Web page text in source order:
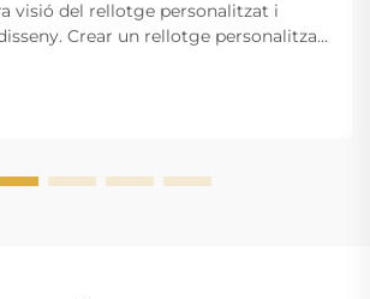
visió del rellotge personalitzat i
Crear un rellotge personalitzat
Ja sigui que creeu mercaderia